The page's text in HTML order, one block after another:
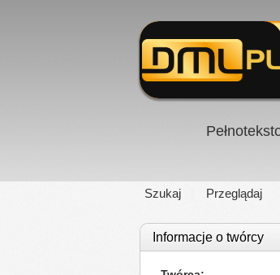
Szukaj Przeglądaj
Informacje o twórcy